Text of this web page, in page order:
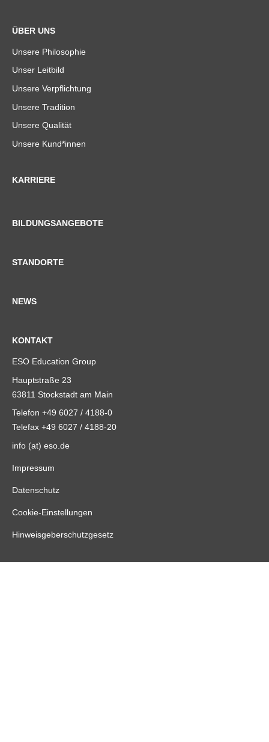
ÜBER UNS
Unsere Philosophie
Unser Leitbild
Unsere Verpflichtung
Unsere Tradition
Unsere Qualität
Unsere Kund*innen
KARRIERE
BILDUNGSANGEBOTE
STANDORTE
NEWS
KONTAKT
ESO Education Group
Hauptstraße 23
63811 Stockstadt am Main
Telefon +49 6027 / 4188-0
Telefax +49 6027 / 4188-20
info (at) eso.de
Impressum
Datenschutz
Cookie-Einstellungen
Hinweisgeberschutzgesetz